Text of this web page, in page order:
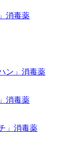
消毒薬
ン」 消毒薬
消毒薬
」 消毒薬